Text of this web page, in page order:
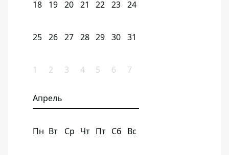
18 19 20 21 22 23 24
25 26 27 28 29 30 31
1 2 3 4 5 6 7
Апрель
Пн Вт Ср Чт Пт Сб Вс